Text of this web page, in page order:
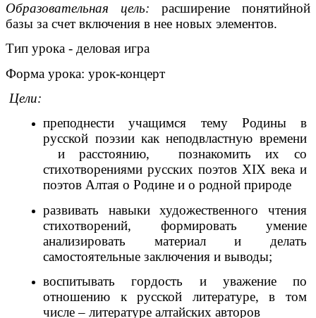
Образовательная цель: расширение понятийной
базы за счет включения в нее новых элементов.
Тип урока - деловая игра
Форма урока: урок-концерт
Цели:
преподнести учащимся тему Родины в
русской поэзии как неподвластную времени
и расстоянию, познакомить их со
стихотворениями русских поэтов XIX века и
поэтов Алтая о Родине и о родной природе
развивать навыки художественного чтения
стихотворений, формировать умение
анализировать материал и делать
самостоятельные заключения и выводы;
воспитывать гордость и уважение по
отношению к русской литературе, в том
числе – литературе алтайских авторов